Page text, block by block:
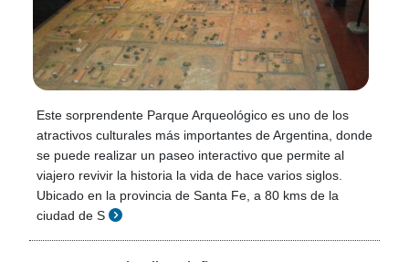
Este sorprendente Parque Arqueológico es uno de los
atractivos culturales más importantes de Argentina, donde
se puede realizar un paseo interactivo que permite al
viajero revivir la historia la vida de hace varios siglos.
Ubicado en la provincia de Santa Fe, a 80 kms de la
ciudad de S